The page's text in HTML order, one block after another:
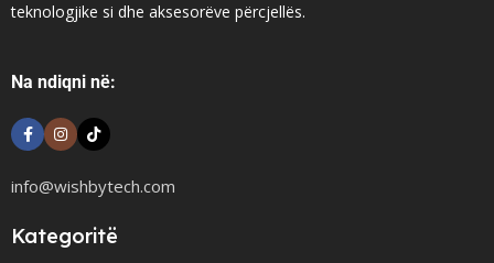
teknologjike si dhe aksesorëve përcjellës.
Na ndiqni në:
info@wishbytech.com
Kategoritë